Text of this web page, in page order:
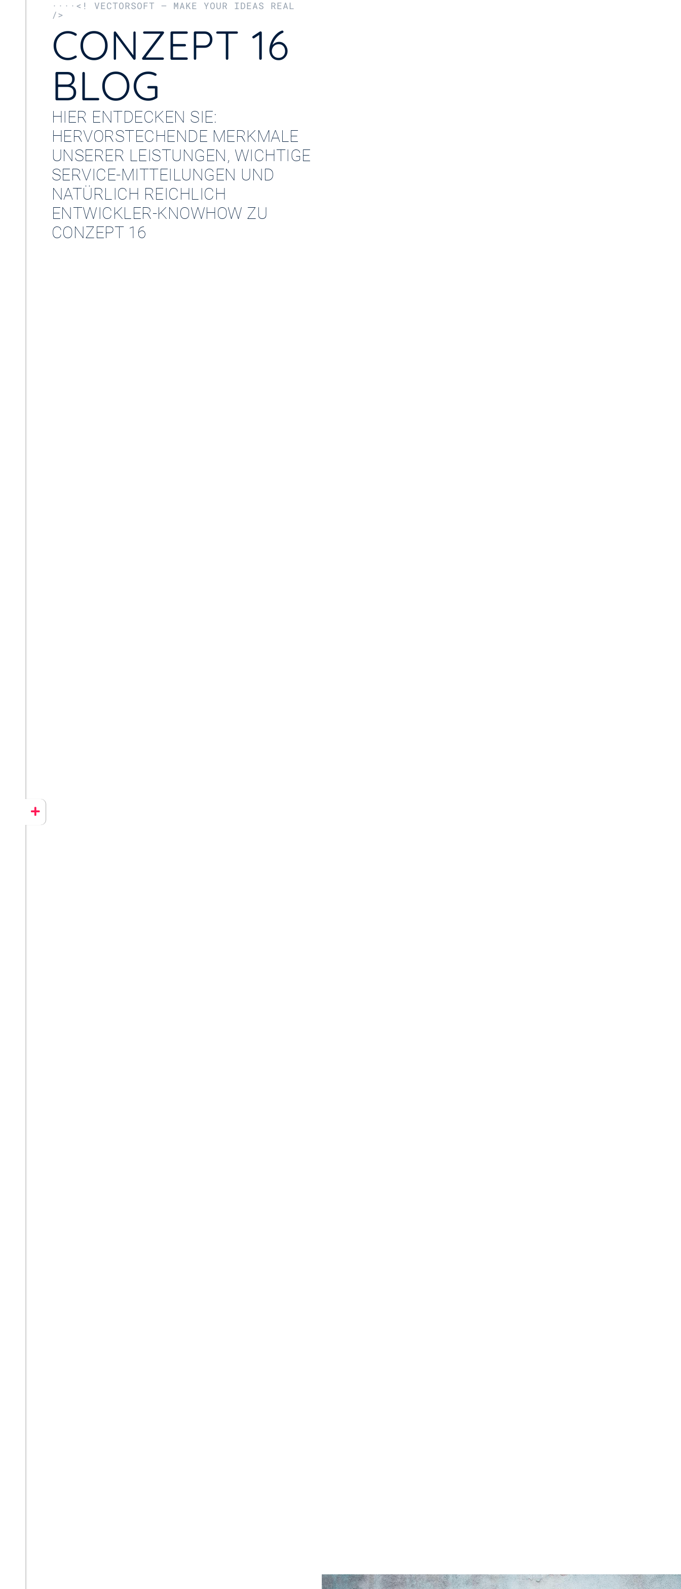
····<! VECTORSOFT – MAKE YOUR IDEAS REAL
/>
CONZEPT 16
BLOG
HIER ENTDECKEN SIE:
HERVORSTECHENDE MERKMALE
UNSERER LEISTUNGEN, WICHTIGE
SERVICE-MITTEILUNGEN UND
NATÜRLICH REICHLICH
ENTWICKLER-KNOWHOW ZU
CONZEPT 16